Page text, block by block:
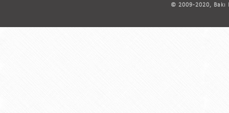
© 2009-2020,